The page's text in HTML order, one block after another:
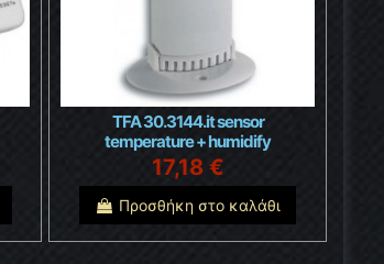
TFA 30.3144.it sensor
temperature + humidify
17,18 €
Προσθήκη στο καλάθι